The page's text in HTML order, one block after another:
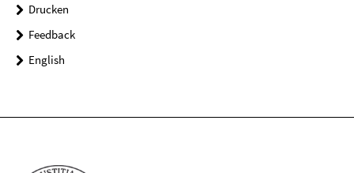
Drucken
Feedback
English